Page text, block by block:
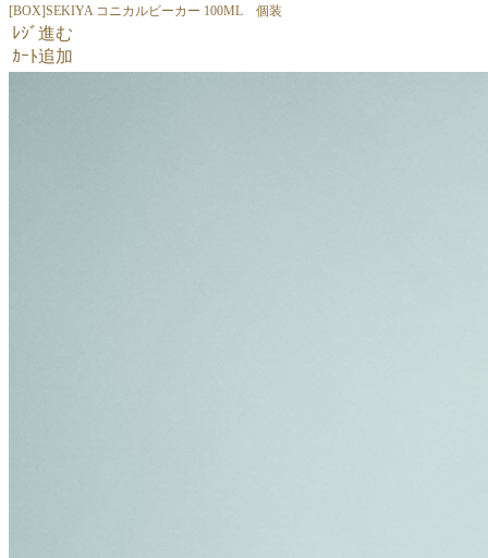
[BOX]SEKIYA コニカルビーカー 100ML 個装
ﾚｼﾞ進む
ｶｰﾄ追加